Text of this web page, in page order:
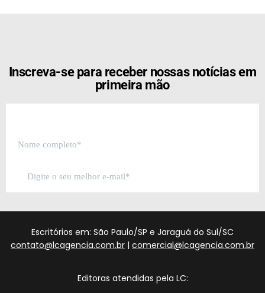
Inscreva-se para receber nossas notícias em
primeira mão
Escritórios em: São Paulo/SP e Jaraguá do Sul/SC
contato@lcagencia.com.br | comercial@lcagencia.com.br
Editoras atendidas pela LC: